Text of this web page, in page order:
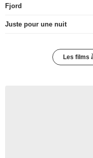
Fjord
Juste pour une nuit
Les films